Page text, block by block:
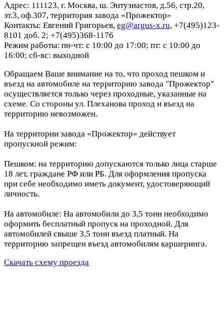
Адрес: 111123, г. Москва, ш. Энтузиастов, д.56, стр.20,
эт.3, оф.307, территория завода «Прожектор»
Контакты: Евгений Григорьев, eg@argus-x.ru, +7(495)123-
8101 доб. 2; +7(495)368-1176
Режим работы: пн-чт: с 10:00 до 17:00; пт: с 10:00 до
16:00; сб-вс: выходной
Обращаем Ваше внимание на то, что проход пешком и
въезд на автомобиле на территорию завода "Прожектор"
осуществляется только через проходные, указанные на
схеме. Со стороны ул. Плеханова проход и въезд на
территорию невозможен.
На территории завода «Прожектор» действует
пропускной режим:
Пешком: на территорию допускаются только лица старше
18 лет, граждане РФ или РБ. Для оформления пропуска
при себе необходимо иметь документ, удостоверяющий
личность.
На автомобиле: На автомобили до 3,5 тонн необходимо
оформить бесплатный пропуск на проходной. Для
автомобилей свыше 3,5 тонн въезд платный. На
территорию запрещен въезд автомобилям каршеринга.
Скачать схему проезда